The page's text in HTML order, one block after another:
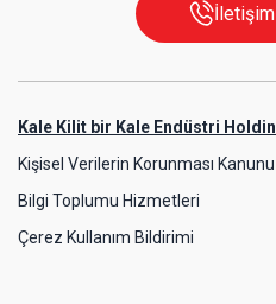
İletişim
Kale Kilit bir Kale Endüstri
Kişisel Verilerin Korunması Kanunu
Bilgi Toplumu Hizmetleri
Çerez Kullanım Bildirimi